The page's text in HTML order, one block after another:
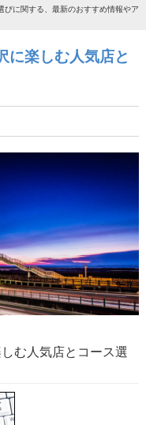
に関する、最新のおすすめ情報やア
に楽しむ人気店と
む人気店とコース選